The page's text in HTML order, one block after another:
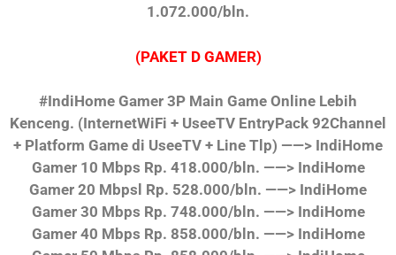
1.072.000/bln.
(PAKET D GAMER)
#IndiHome Gamer 3P Main Game Online Lebih
Kenceng. (InternetWiFi + UseeTV EntryPack 92Channel
+ Platform Game di UseeTV + Line Tlp) ——> IndiHome
Gamer 10 Mbps Rp. 418.000/bln. ——> IndiHome
Gamer 20 Mbpsl Rp. 528.000/bln. ——> IndiHome
Gamer 30 Mbps Rp. 748.000/bln. ——> IndiHome
Gamer 40 Mbps Rp. 858.000/bln. ——> IndiHome